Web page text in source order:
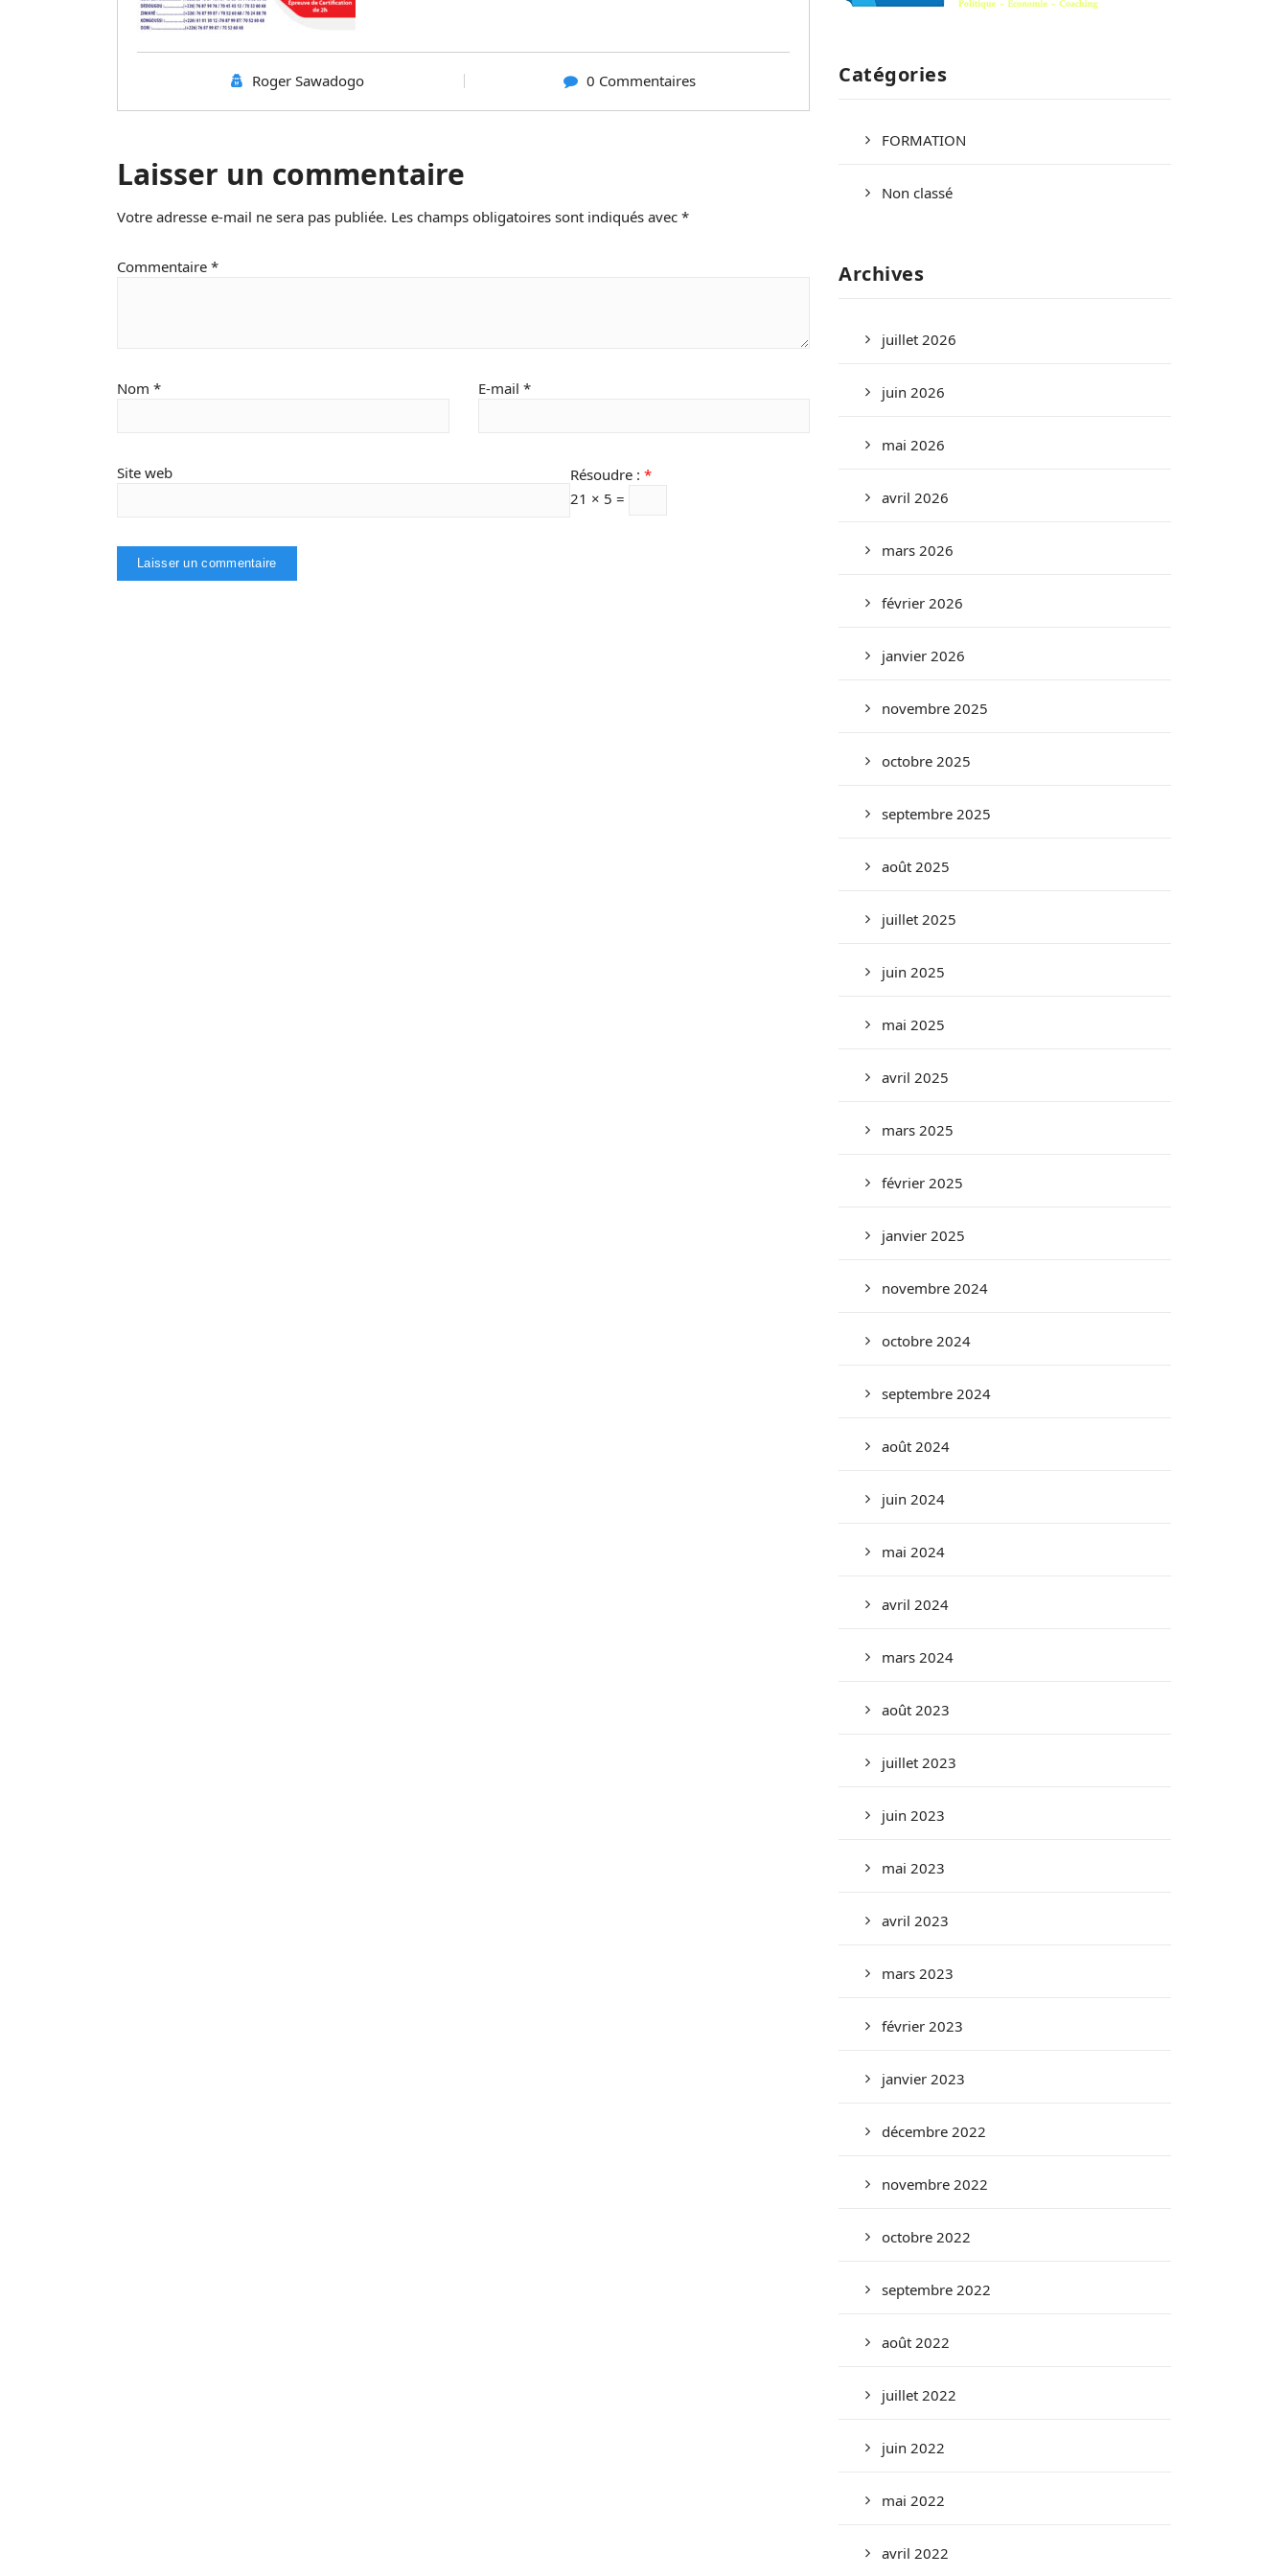
Roger Sawadogo 0 Commentaires
Laisser un commentaire
Votre adresse e-mail ne sera pas publiée. Les champs obligatoires sont indiqués avec *
Commentaire *
Nom * E-mail *
Site web Résoudre : *
21 × 5 =
Catégories
FORMATION
Non classé
Archives
juillet 2026
juin 2026
mai 2026
avril 2026
mars 2026
février 2026
janvier 2026
novembre 2025
octobre 2025
septembre 2025
août 2025
juillet 2025
juin 2025
mai 2025
avril 2025
mars 2025
février 2025
janvier 2025
novembre 2024
octobre 2024
septembre 2024
août 2024
juin 2024
mai 2024
avril 2024
mars 2024
août 2023
juillet 2023
juin 2023
mai 2023
avril 2023
mars 2023
février 2023
janvier 2023
décembre 2022
novembre 2022
octobre 2022
septembre 2022
août 2022
juillet 2022
juin 2022
mai 2022
avril 2022